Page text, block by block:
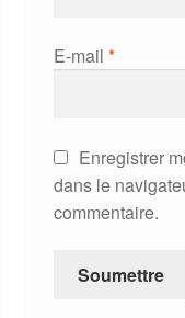
E-mail *
Enregistrer
dans le
commentaire.